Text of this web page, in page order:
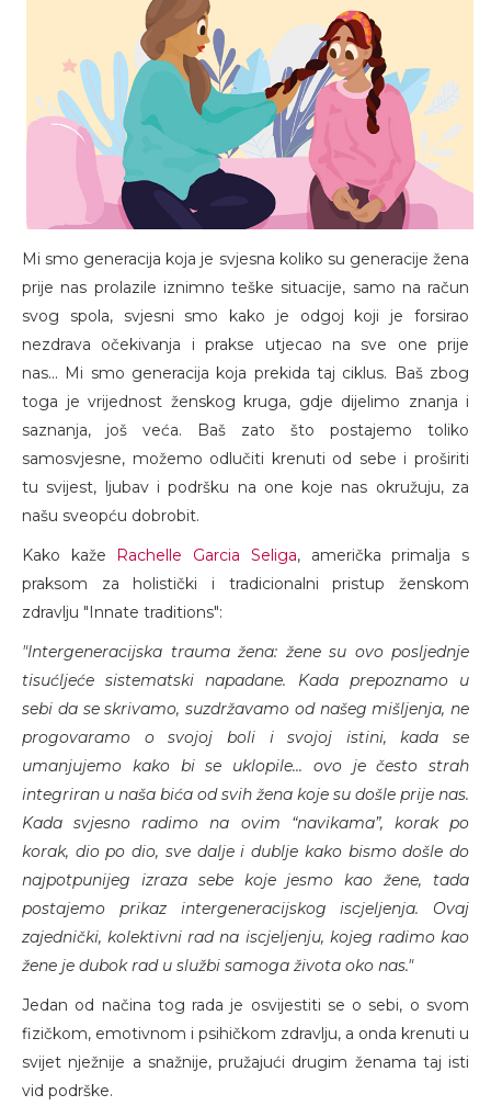
Mi smo generacija koja je svjesna koliko su generacije žena
prije nas prolazile iznimno teške situacije, samo na račun
svog spola, svjesni smo kako je odgoj koji je forsirao
nezdrava očekivanja i prakse utjecao na sve one prije
nas... Mi smo generacija koja prekida taj ciklus. Baš zbog
toga je vrijednost ženskog kruga, gdje dijelimo znanja i
saznanja, još veća. Baš zato što postajemo toliko
samosvjesne, možemo odlučiti krenuti od sebe i proširiti
tu svijest, ljubav i podršku na one koje nas okružuju, za
našu sveopću dobrobit.
Kako kaže
Rachelle Garcia Seliga, američka primalja s
praksom za holistički i tradicionalni pristup ženskom
zdravlju "Innate traditions":
"Intergeneracijska trauma žena: žene su ovo posljednje
tisućljeće sistematski napadane. Kada prepoznamo u
sebi da se skrivamo, suzdržavamo od našeg mišljenja, ne
progovaramo o svojoj boli i svojoj istini, kada se
umanjujemo kako bi se uklopile... ovo je često strah
integriran u naša bića od svih žena koje su došle prije nas.
Kada svjesno radimo na ovim “navikama”, korak po
korak, dio po dio, sve dalje i dublje kako bismo došle do
najpotpunijeg izraza sebe koje jesmo kao žene, tada
postajemo prikaz intergeneracijskog iscjeljenja. Ovaj
zajednički, kolektivni rad na iscjeljenju, kojeg radimo kao
žene je dubok rad u službi samoga života oko nas."
Jedan od načina tog rada je osvijestiti se o sebi, o svom
fizičkom, emotivnom i psihičkom zdravlju, a onda krenuti u
svijet nježnije a snažnije, pružajući drugim ženama taj isti
vid podrške.